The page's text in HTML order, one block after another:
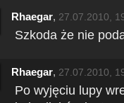
Rhaegar, 27.07.2010,
Szkoda że nie
Rhaegar, 27.07.2010,
Po wyjęciu lupy